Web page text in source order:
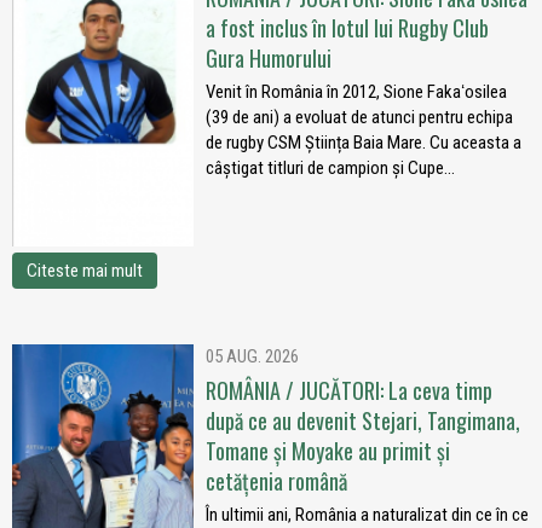
a fost inclus în lotul lui Rugby Club
Gura Humorului
Venit în România în 2012, Sione Fakaʻosilea
(39 de ani) a evoluat de atunci pentru echipa
de rugby CSM Știința Baia Mare. Cu aceasta a
câștigat titluri de campion și Cupe...
Citeste mai mult
05 AUG. 2026
ROMÂNIA / JUCĂTORI: La ceva timp
după ce au devenit Stejari, Tangimana,
Tomane și Moyake au primit și
cetățenia română
În ultimii ani, România a naturalizat din ce în ce